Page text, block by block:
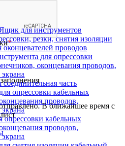
Ящик для инструментов
резки, снятия изоляции
оконцевателей проводов
для опрессовки
оконцевания проводов,
соединительная часть
опрессовки кабельных
проводов,
*
В ближайшее время с